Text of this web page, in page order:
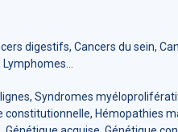
digestifs, Cancers du sein,
Syndromes
Hémopathies